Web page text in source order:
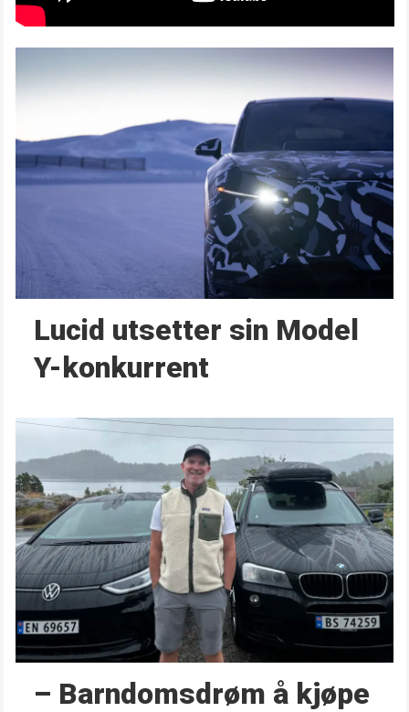
Lucid utsetter sin Model
Y-konkurrent
– Barndoms­drøm å kjøpe